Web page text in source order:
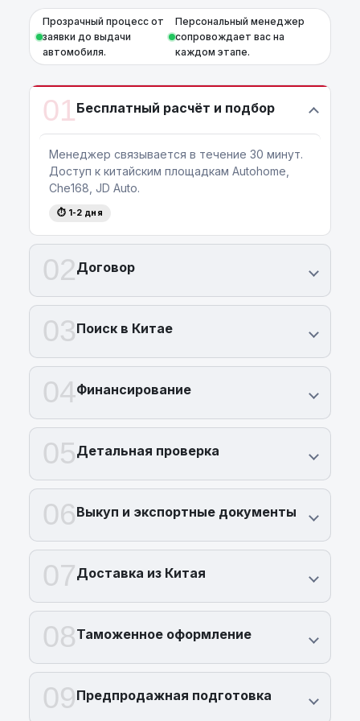
Прозрачный процесс от
заявки до выдачи
автомобиля.
Персональный менеджер
сопровождает вас на
каждом этапе.
01Бесплатный расчёт и подбор
Менеджер связывается в течение 30 минут.
Доступ к китайским площадкам Autohome,
Che168, JD Auto.
⏱ 1-2 дня
02Договор
03Поиск в Китае
04Финансирование
05Детальная проверка
06Выкуп и экспортные документы
07Доставка из Китая
08Таможенное оформление
09Предпродажная подготовка